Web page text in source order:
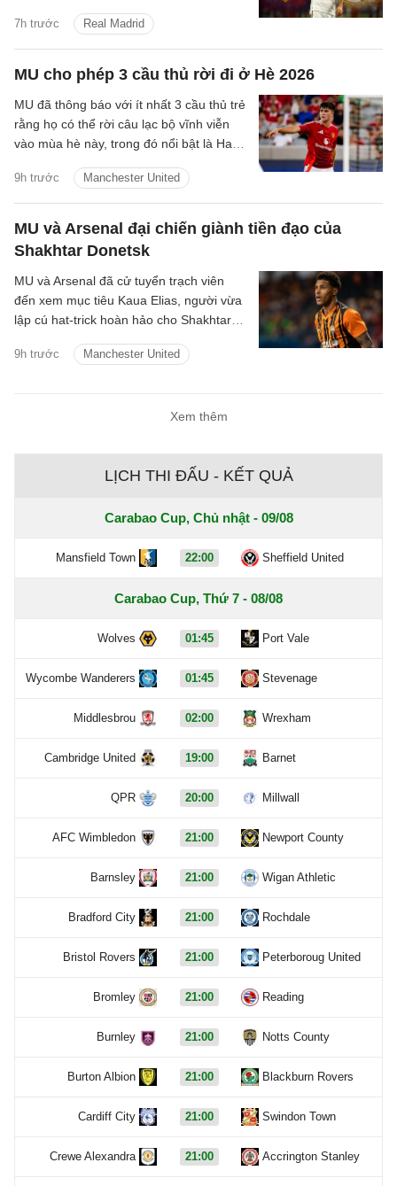
7h trước Real Madrid
cần.
MU cho phép 3 cầu thủ rời đi ở Hè 2026
9h trước Manchester United
MU đã thông báo với ít nhất 3 cầu thủ trẻ
rằng họ có thể rời câu lạc bộ vĩnh viễn
vào mùa hè này, trong đó nổi bật là Harry
MU và Arsenal đại chiến giành tiền đạo của
Shakhtar Donetsk
9h trước Manchester United
MU và Arsenal đã cử tuyển trạch viên
đến xem mục tiêu Kaua Elias, người vừa
lập cú hat-trick hoàn hảo cho Shakhtar
Xem thêm
LỊCH THI ĐẤU - KẾT QUẢ
Carabao Cup, Chủ nhật - 09/08
Mansfield Town 22:00 Sheffield United
Carabao Cup, Thứ 7 - 08/08
Wolves 01:45 Port Vale
Wycombe Wanderers 01:45 Stevenage
Middlesbrou 02:00 Wrexham
Cambridge United 19:00 Barnet
QPR 20:00 Millwall
AFC Wimbledon 21:00 Newport County
Barnsley 21:00 Wigan Athletic
Bradford City 21:00 Rochdale
Bristol Rovers 21:00 Peterboroug United
Bromley 21:00 Reading
Burnley 21:00 Notts County
Burton Albion 21:00 Blackburn Rovers
Cardiff City 21:00 Swindon Town
Crewe Alexandra 21:00 Accrington Stanley